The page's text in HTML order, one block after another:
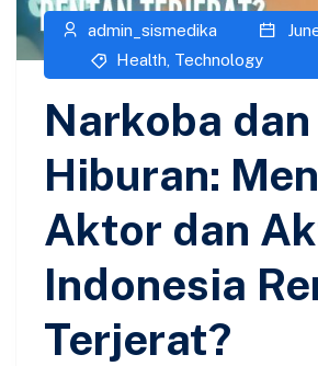
admin_sismedika
Health Technology
Narkoba
Hiburan:
Aktor dan
Indonesia
Terjerat?